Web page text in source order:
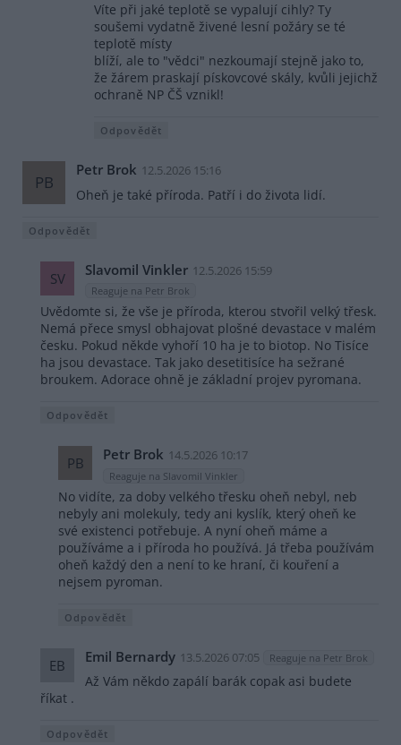
Víte při jaké teplotě se vypalují cihly? Ty
soušemi vydatně živené lesní požáry se té
teplotě místy
blíží, ale to "vědci" nezkoumají stejně jako to,
že žárem praskají pískovcové skály, kvůli jejichž
ochraně NP ČŠ vznikl!
Odpovědět
PB
Petr Brok 12.5.2026 15:16
Oheň je také příroda. Patří i do života lidí.
Odpovědět
SV Slavomil Vinkler 12.5.2026 15:59
Reaguje na Petr Brok
Uvědomte si, že vše je příroda, kterou stvořil velký třesk.
Nemá přece smysl obhajovat plošné devastace v malém
česku. Pokud někde vyhoří 10 ha je to biotop. No Tisíce
ha jsou devastace. Tak jako desetitisíce ha sežrané
broukem. Adorace ohně je základní projev pyromana.
Odpovědět
PB Petr Brok 14.5.2026 10:17
Reaguje na Slavomil Vinkler
No vidíte, za doby velkého třesku oheň nebyl, neb
nebyly ani molekuly, tedy ani kyslík, který oheň ke
své existenci potřebuje. A nyní oheň máme a
používáme a i příroda ho používá. Já třeba používám
oheň každý den a není to ke hraní, či kouření a
nejsem pyroman.
Odpovědět
EB Emil Bernardy 13.5.2026 07:05 Reaguje na Petr Brok
Až Vám někdo zapálí barák copak asi budete
říkat .
Odpovědět